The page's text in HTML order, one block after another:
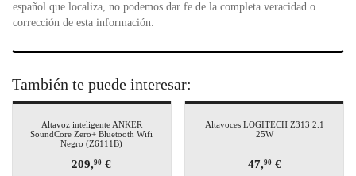
español que localiza, no podemos dar fe de la completa veracidad o
corrección de esta información.
También te puede interesar:
Altavoz inteligente ANKER
SoundCore Zero+ Bluetooth Wifi
Negro (Z6111B)
209,90 €
Altavoces LOGITECH Z313 2.1
25W
47,90€